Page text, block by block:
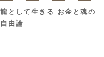
龍として生きる お金と魂の
自由論